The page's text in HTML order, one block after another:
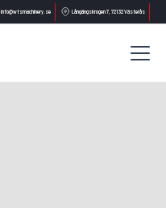
info@wtsmachinery.se Långängskrogen 7, 721 32 Västerås